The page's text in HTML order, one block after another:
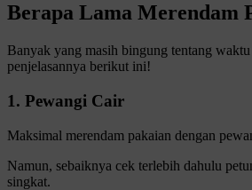
Berapa Lama Merendam
Banyak yang masih bingung tentang
penjelasannya berikut ini!
1. Pewangi Cair
Maksimal merendam pakaian dengan
Namun, sebaiknya cek terlebih dahulu
singkat.